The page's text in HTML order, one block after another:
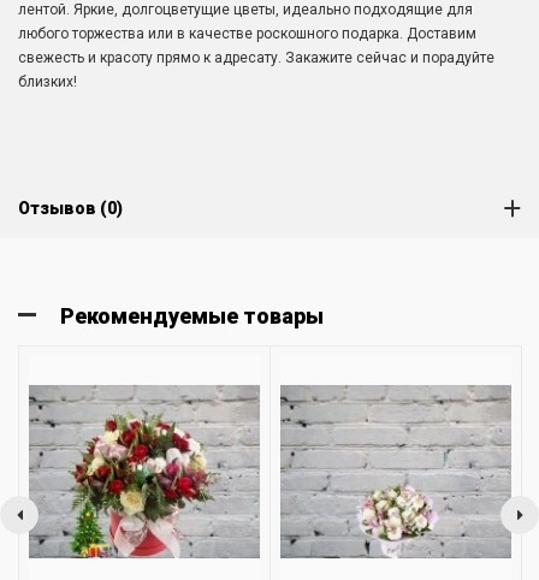
лентой. Яркие, долгоцветущие цветы, идеально подходящие для
любого торжества или в качестве роскошного подарка. Доставим
свежесть и красоту прямо к адресату. Закажите сейчас и порадуйте
близких!
Отзывов (0)
Рекомендуемые товары